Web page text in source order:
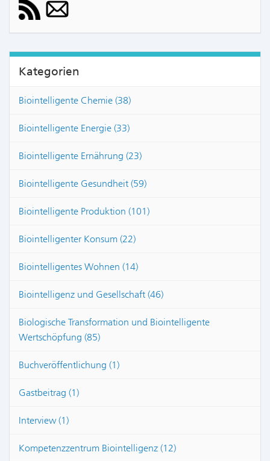
Kategorien
Biointelligente Chemie (38)
Biointelligente Energie (33)
Biointelligente Ernährung (23)
Biointelligente Gesundheit (59)
Biointelligente Produktion (101)
Biointelligenter Konsum (22)
Biointelligentes Wohnen (14)
Biointelligenz und Gesellschaft (46)
Biologische Transformation und Biointelligente
Wertschöpfung (85)
Buchveröffentlichung (1)
Gastbeitrag (1)
Interview (1)
Kompetenzzentrum Biointelligenz (12)